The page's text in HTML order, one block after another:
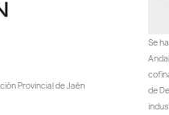
Provincial de Jaén
Se
de